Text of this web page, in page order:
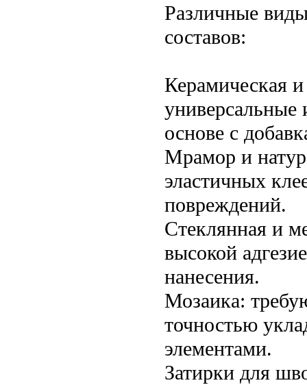
Различные
составов:
Керамическая
универсальные
основе с
Мрамор и
эластичных
повреждений.
Стеклянная и
высокой
нанесения.
Мозаика:
точностью
элементами.
Затирки для